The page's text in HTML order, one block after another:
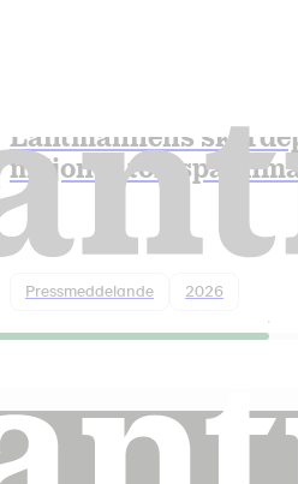
Lantmännens
miljoner ton spannmål
Pressmeddelande 2026